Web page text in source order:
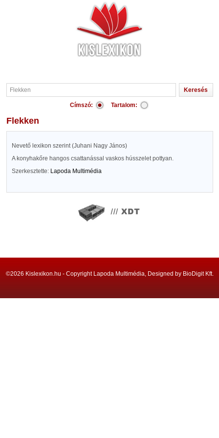
Címszó: Tartalom:
Flekken
Nevető lexikon szerint (Juhani Nagy János)
A konyhakőre hangos csattanással vaskos hússzelet pottyan.
Szerkesztette: Lapoda Multimédia
©2026 Kislexikon.hu - Copyright Lapoda Multimédia, Designed by BioDigit Kft.